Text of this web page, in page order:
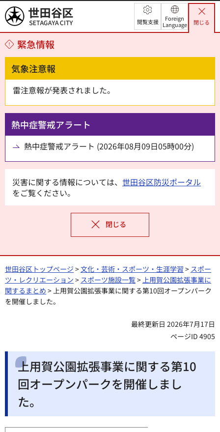
世田谷区 閲覧支援
Foreign
Language
閉じる
緊急情報
気象注意報
雷注意報が発表されました。
熱中症警戒アラート
熱中症警戒アラート (2026年08月09日05時00分)
災害に関する情報については、 世田谷区防災ポータル
をご覧ください。
閉じる
世田谷区トップページ >文化・芸術・スポーツ・生涯学習 > スポー
ツ・レクリエーション > スポーツ施設一覧>上用賀公園拡張事業に
関するまとめ > 上用賀公園拡張事業に関する第10回オープンパーク
を開催しました。
最終更新日 2026年7月17日
ページID 4905
上用賀公園拡張事業に関する第10
回オープンパークを開催しまし
た。